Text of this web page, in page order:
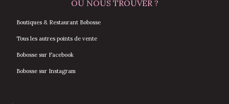
OÙ NOUS TROUVER ?
Boutiques & Restaurant Bobosse
Tous les autres points de vente
Bobosse sur Facebook
Bobosse sur Instagram